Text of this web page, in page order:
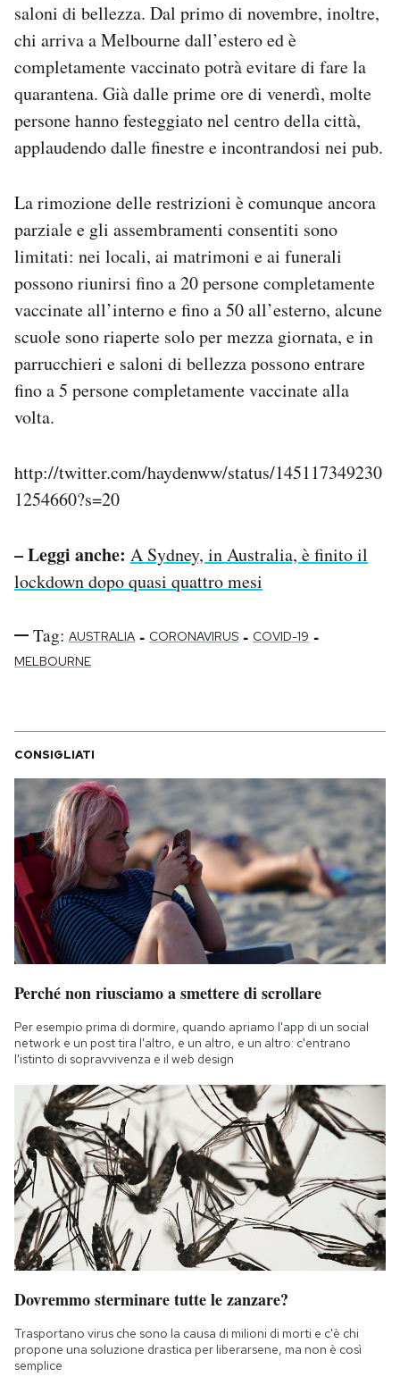
saloni di bellezza. Dal primo di novembre, inoltre,
chi arriva a Melbourne dall’estero ed è
completamente vaccinato potrà evitare di fare la
quarantena. Già dalle prime ore di venerdì, molte
persone hanno festeggiato nel centro della città,
applaudendo dalle finestre e incontrandosi nei pub.
La rimozione delle restrizioni è comunque ancora
parziale e gli assembramenti consentiti sono
limitati: nei locali, ai matrimoni e ai funerali
possono riunirsi fino a 20 persone completamente
vaccinate all’interno e fino a 50 all’esterno, alcune
scuole sono riaperte solo per mezza giornata, e in
parrucchieri e saloni di bellezza possono entrare
fino a 5 persone completamente vaccinate alla
volta.
http://twitter.com/haydenww/status/145117349230
1254660?s=20
– Leggi anche: A Sydney, in Australia, è finito il
lockdown dopo quasi quattro mesi
Tag: AUSTRALIA - CORONAVIRUS - COVID-19 -
MELBOURNE
CONSIGLIATI
Perché non riusciamo a smettere di scrollare
Per esempio prima di dormire, quando apriamo l'app di un social
network e un post tira l'altro, e un altro, e un altro: c'entrano
l'istinto di sopravvivenza e il web design
Dovremmo sterminare tutte le zanzare?
Trasportano virus che sono la causa di milioni di morti e c'è chi
propone una soluzione drastica per liberarsene, ma non è così
semplice